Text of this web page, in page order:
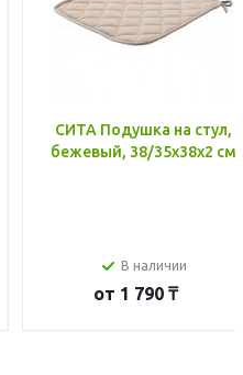
СИТА Подушка на стул,
бежевый, 38/35x38x2 см
В наличии
от 1 790 ₸